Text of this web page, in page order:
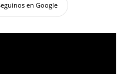
en Google